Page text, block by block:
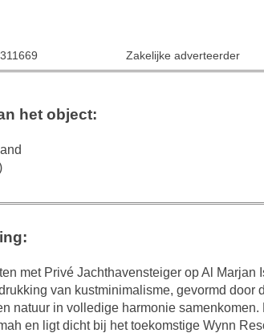
Zakelijke adverteerder
het object:
met Privé Jachthavensteiger op Al
van kustminimalisme, gevormd
natuur in volledige harmonie
en ligt dicht bij het toekomstige Wynn